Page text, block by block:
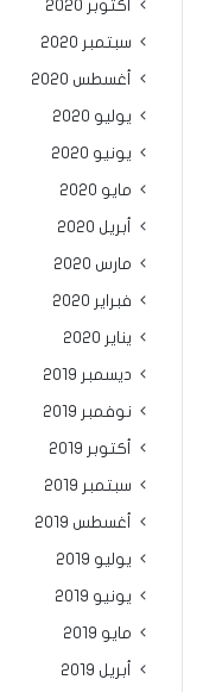
أكتوبر 2020
سبتمبر 2020
أغسطس 2020
يوليو 2020
يونيو 2020
مايو 2020
أبريل 2020
مارس 2020
فبراير 2020
يناير 2020
ديسمبر 2019
نوفمبر 2019
أكتوبر 2019
سبتمبر 2019
أغسطس 2019
يوليو 2019
يونيو 2019
مايو 2019
أبريل 2019